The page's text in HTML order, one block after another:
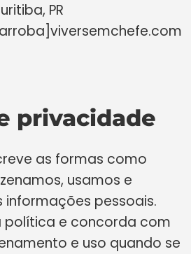
PR
privacidade
as formas como
usamos e
pessoais.
política e concorda com
e uso quando se